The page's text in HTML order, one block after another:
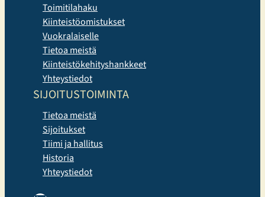
Toimitilahaku
Kiinteistöomistukset
Vuokralaiselle
Tietoa meistä
Kiinteistökehityshankkeet
Yhteystiedot
SIJOITUSTOIMINTA
Tietoa meistä
Sijoitukset
Tiimi ja hallitus
Historia
Yhteystiedot